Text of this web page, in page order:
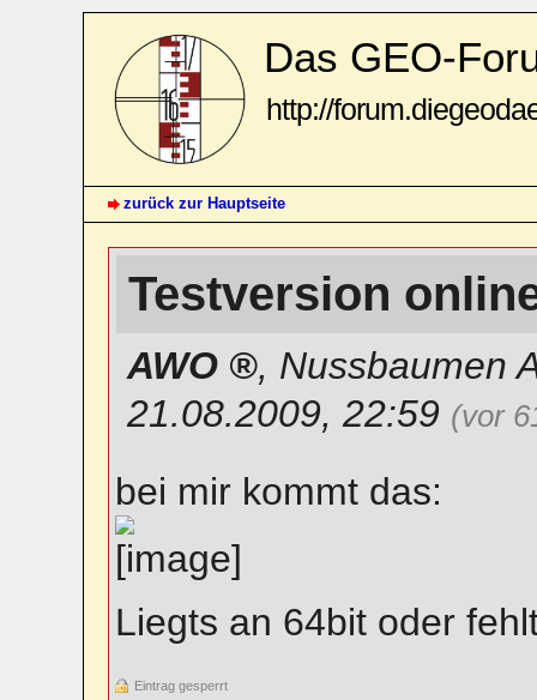
Das GEO-
http://
zurück zur Hauptseite
Testversion
AWO , Nussbaumen
21.08.2009, 22:59 (vor
bei mir kommt das:
Liegts an 64bit oder
Eintrag gesperrt